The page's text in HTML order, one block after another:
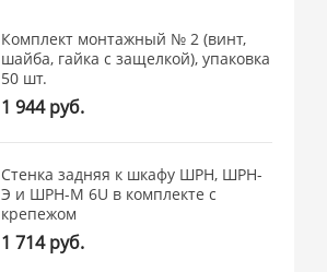
Комплект монтажный № 2 (винт,
шайба, гайка с защелкой), упаковка
50 шт.
1 944 руб.
Стенка задняя к шкафу ШРН, ШРН-
Э и ШРН-М 6U в комплекте с
крепежом
1 714 руб.